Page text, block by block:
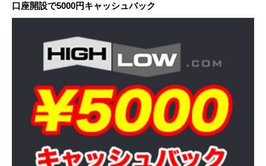
口座開設で5000円キャッシュバック